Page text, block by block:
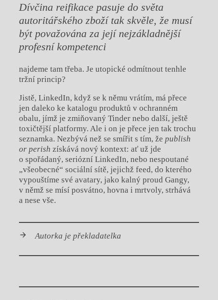
Dívčina reifikace pasuje do světa
autoritářského zboží tak skvěle, že musí
být považována za její nejzákladnější
profesní kompetenci
najdeme tam třeba. Je utopické odmítnout tenhle
tržní princip?
Jistě, LinkedIn, když se k němu vrátím, má přece
jen daleko ke katalogu produktů v ochranném
obalu, jímž je zmiňovaný Tinder nebo další, ještě
toxičtější platformy. Ale i on je přece jen tak trochu
seznamka. Nezbývá než se smířit s tím, že publish
or perish získává nový kontext: ať už jde
o spořádaný, seriózní LinkedIn, nebo nespoutané
„všeobecné“ sociální sítě, jejichž feed, do kterého
vypouštíme své avatary, jako kalný proud Gangy,
v němž se mísí posvátno, hovna i mrtvoly, strhává
a nese vše.
Autorka je překladatelka
Chviličku.